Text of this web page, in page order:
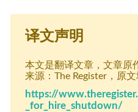
译文声明
本文是翻译文章，文章原
来源：The Register，原文
https://
_for_hire_shutdown/